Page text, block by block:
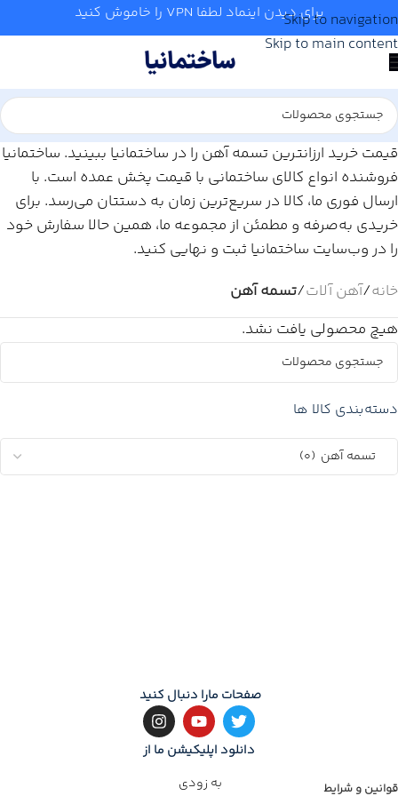
Skip to navigation
Skip to main content
برای دیدن اینماد لطفا VPN را خاموش کنید
قیمت خرید ارزانترین تسمه آهن را در ساختمانیا ببینید. ساختمانیا
فروشنده انواع کالای ساختمانی با قیمت پخش عمده است. با
ارسال فوری ما، کالا در سریع‌ترین زمان به دستتان می‌رسد. برای
خریدی به‌صرفه و مطمئن از مجموعه ما، همین حالا سفارش خود
را در وب‌سایت ساختمانیا ثبت و نهایی کنید.
خانه/آهن آلات/تسمه آهن
هیچ محصولی یافت نشد.
دسته‌بندی کالا ها
دانلود اپلیکیشن ما از
به زودی
صفحات مارا دنبال کنید
قوانین و شرایط